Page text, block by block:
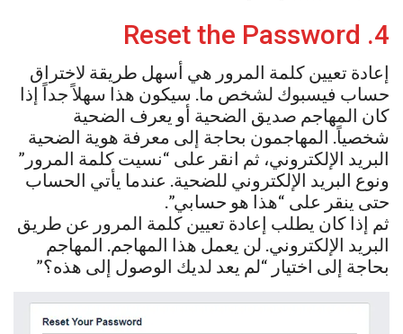
4. Reset the Password
إعادة تعيين كلمة المرور هي أسهل طريقة لاختراق
حساب فيسبوك لشخص ما. سيكون هذا سهلاً جداً إذا
كان المهاجم صديق الضحية أو يعرف الضحية
شخصياً. المهاجمون بحاجة إلى معرفة هوية الضحية
البريد الإلكتروني، ثم انقر على “نسيت كلمة المرور”
ونوع البريد الإلكتروني للضحية. عندما يأتي الحساب
حتى ينقر على “هذا هو حسابي”.
ثم إذا كان يطلب إعادة تعيين كلمة المرور عن طريق
البريد الإلكتروني. لن يعمل هذا المهاجم. المهاجم
بحاجة إلى اختيار “لم يعد لديك الوصول إلى هذه؟”